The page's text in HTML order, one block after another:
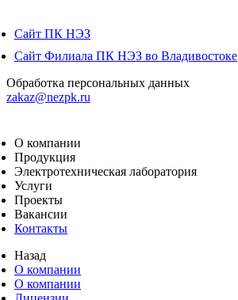
Сайт ПК НЭЗ
Сайт Филиала ПК НЭЗ во Владивостоке
Обработка персональных данных
zakaz@nezpk.ru
О компании
Продукция
Электротехническая лаборатория
Услуги
Проекты
Вакансии
Контакты
Назад
О компании
О компании